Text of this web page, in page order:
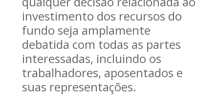
investimento dos recursos do
fundo seja amplamente
debatida com todas as partes
interessadas, incluindo os
trabalhadores, aposentados e
suas representações.